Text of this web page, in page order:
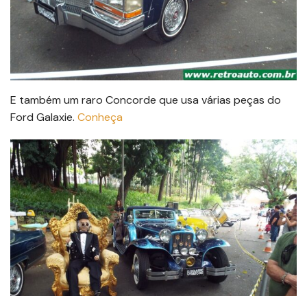
E também um raro Concorde que usa várias peças do
Ford Galaxie. Conheça